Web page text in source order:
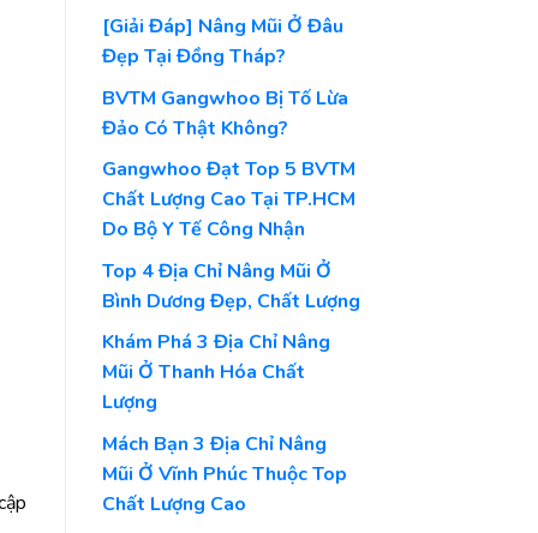
[Giải Đáp] Nâng Mũi Ở Đâu
Đẹp Tại Đồng Tháp?
BVTM Gangwhoo Bị Tố Lừa
Đảo Có Thật Không?
Gangwhoo Đạt Top 5 BVTM
Chất Lượng Cao Tại TP.HCM
Do Bộ Y Tế Công Nhận
Top 4 Địa Chỉ Nâng Mũi Ở
Bình Dương Đẹp, Chất Lượng
Khám Phá 3 Địa Chỉ Nâng
Mũi Ở Thanh Hóa Chất
Lượng
Mách Bạn 3 Địa Chỉ Nâng
Mũi Ở Vĩnh Phúc Thuộc Top
Chất Lượng Cao